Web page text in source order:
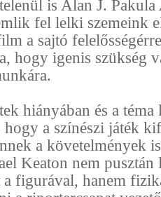
is Alan J. Pakula
fel lelki szemeink
a sajtó
hogy igenis szükség
hiányában és a téma
a színészi játék
a követelmények
Keaton nem pusztán
a figurával, hanem